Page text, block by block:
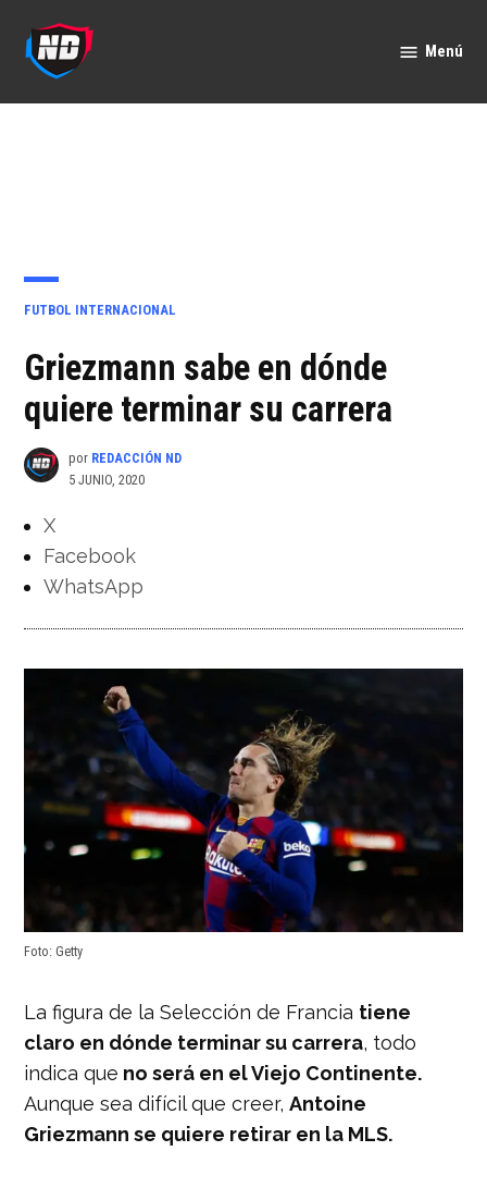
contenido
Menú
PUBLICADO
FUTBOL INTERNACIONAL
Griezmann sabe en dónde
quiere terminar su carrera
por REDACCIÓN ND
5 JUNIO, 2020
X
Facebook
WhatsApp
Foto: Getty
La figura de la Selección de Francia tiene
claro en dónde terminar su carrera, todo
indica que no será en el Viejo Continente.
Aunque sea difícil que creer,Antoine
Griezmann se quiere retirar en la MLS.